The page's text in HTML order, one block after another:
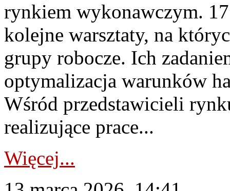
rynkiem wykonawczym.
kolejne warsztaty, na
grupy robocze. Ich
optymalizacja warunków
Wśród przedstawicieli
realizujące prace...
Więcej...